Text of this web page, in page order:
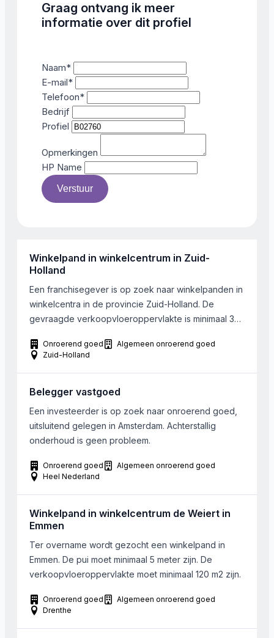
Graag ontvang ik meer
informatie over dit profiel
Naam*
E-mail*
Telefoon*
Bedrijf
Profiel
Opmerkingen
HP Name
Verstuur
Winkelpand in winkelcentrum in Zuid-
Holland
Een franchisegever is op zoek naar winkelpanden in
winkelcentra in de provincie Zuid-Holland. De
gevraagde verkoopvloeroppervlakte is minimaal 35
worden gevraagd.
Onroerend goed
Algemeen onroerend goed
Zuid-Holland
Belegger vastgoed
Een investeerder is op zoek naar onroerend goed,
uitsluitend gelegen in Amsterdam. Achterstallig
onderhoud is geen probleem.
Onroerend goed
Algemeen onroerend goed
Heel Nederland
Winkelpand in winkelcentrum de Weiert in
Emmen
Ter overname wordt gezocht een winkelpand in
Emmen. De pui moet minimaal 5 meter zijn. De
verkoopvloeroppervlakte moet minimaal 120 m2 zijn.
Onroerend goed
Algemeen onroerend goed
Drenthe